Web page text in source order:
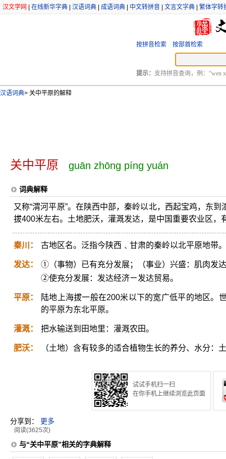
汉文学网 在线新华字典 汉语词典 成语词典 中文转拼音 文言文字典 繁体字转
按拼音检索 按部首检索
提示： 支持拼音查询，例：“wen
汉语词典> 关中平原的解释
关中平原 guān zhōng píng yuán
词典解释
又称“渭河平原”。在陕西中部，秦岭以北，西起宝鸡，东
拔400米左右。土地肥沃，灌溉发达，是中国重要农业区，
秦川： 古地区名。泛指今陕西﹑甘肃的秦岭以北平原地带
发达：
①（事物）已有充分发展；（事业）兴盛：肌肉发
②使充分发展：发达经济ㄧ发达贸易。
平原：
陆地上海拔一般在200米以下的宽广低平的地区。
的平原为东北平原。
灌溉： 把水输送到田地里：灌溉农田。
肥沃： （土地）含有较多的适合植物生长的养分、水分：
试试手机扫一扫
在你手机上继续浏览此页面
分享到： 更多
阅读(3625次)
与“关中平原”相关的字典解释